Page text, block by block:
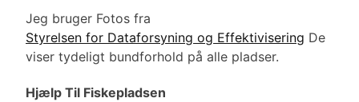
Jeg bruger Fotos fra
Styrelsen for Dataforsyning og Effektivisering De
viser tydeligt bundforhold på alle pladser.
Hjælp Til Fiskepladsen